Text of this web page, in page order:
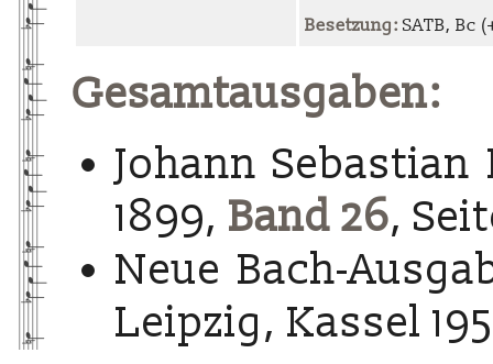
Besetzung: SATB, Bc
Gesamtausgaben:
Johann Sebastian
1899, Band 26,
Neue Bach-
Leipzig, Kassel